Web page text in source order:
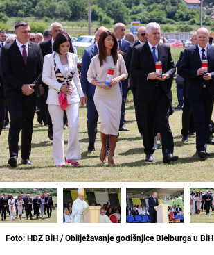
Foto: HDZ BiH / Obilježavanje godišnjice Bleiburga u BiH